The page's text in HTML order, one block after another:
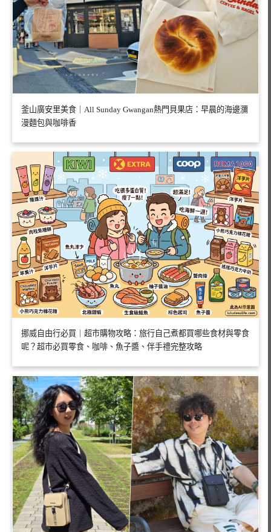
釜山廣安里美食｜All Sunday Gwangan熱門貝果店：早晨的海邊瀰
漫麵包與咖啡香
挪威自由行必買｜超市購物攻略：旅行自己煮都買哪些食材與零食
呢？超市必買零食、咖啡、魚子醬、伴手禮完整攻略